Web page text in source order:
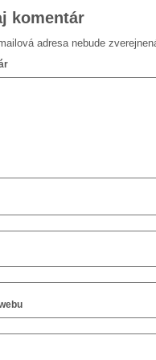
komentár
adresa nebude